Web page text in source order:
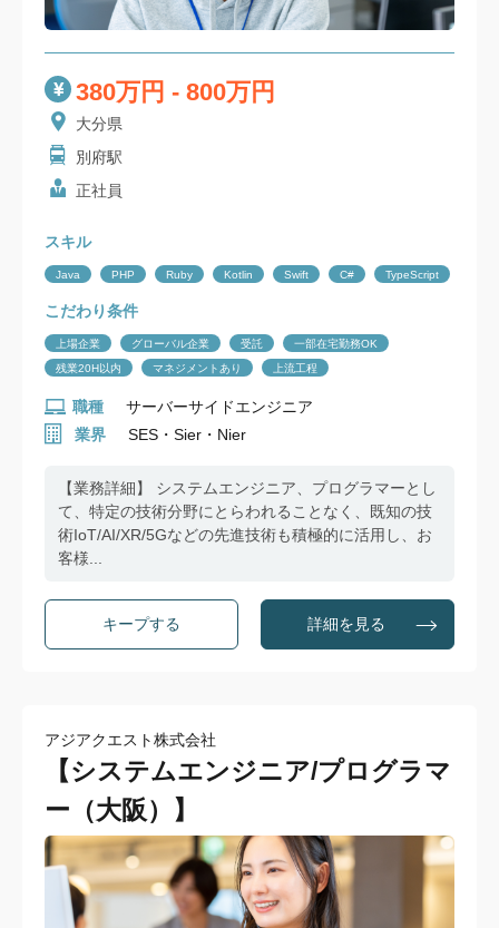
380万円 - 800万円
大分県
別府駅
正社員
スキル
Java PHP Ruby Kotlin Swift C# TypeScript
こだわり条件
上場企業 グローバル企業 受託
一部在宅勤務OK
残業20H以内
マネジメントあり 上流工程
職種
サーバーサイドエンジニア
業界
SES・Sier・Nier
【業務詳細】 システムエンジニア、プログラマーとし
て、特定の技術分野にとらわれることなく、既知の技
術IoT/AI/XR/5Gなどの先進技術も積極的に活用し、お
客様...
詳細を見る
アジアクエスト株式会社
【システムエンジニア/プログラマ
ー（大阪）】